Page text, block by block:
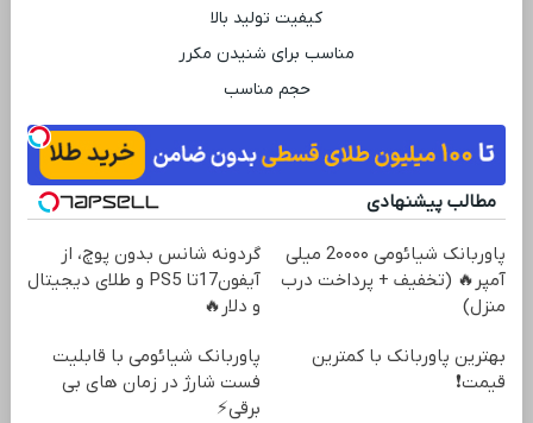
کیفیت تولید بالا
مناسب برای شنیدن مکرر
حجم مناسب
مطالب پیشنهادی
پاوربانک شیائومی 2۰۰۰۰ میلی
آمپر🔥 (تخفیف + پرداخت درب
منزل)
گردونه شانس بدون پوچ، از
آیفون17تا PS5 و طلای دیجیتال
و دلار🔥
بهترین پاوربانک با کمترین
قیمت❗
پاوربانک شیائومی با قابلیت
فست شارژ در زمان های بی
برقی⚡